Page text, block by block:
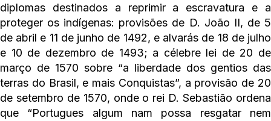
diplomas destinados a reprimir a escravatura e a
proteger os indígenas: provisões de D. João II, de 5
de abril e 11 de junho de 1492, e alvarás de 18 de julho
e 10 de dezembro de 1493; a célebre lei de 20 de
março de 1570 sobre “a liberdade dos gentios das
terras do Brasil, e mais Conquistas”, a provisão de 20
de setembro de 1570, onde o rei D. Sebastião ordena
que “Portugues algum nam possa resgatar nem